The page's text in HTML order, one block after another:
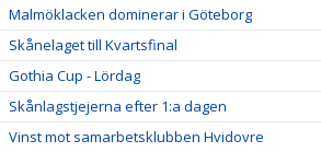
Malmöklacken dominerar i Göteborg
Skånelaget till Kvartsfinal
Gothia Cup - Lördag
Skånlagstjejerna efter 1:a dagen
Vinst mot samarbetsklubben Hvidovre